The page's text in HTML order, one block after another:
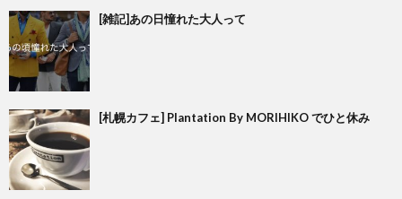
[雑記]あの日憧れた大人って
[札幌カフェ] Plantation By MORIHIKO でひと休み